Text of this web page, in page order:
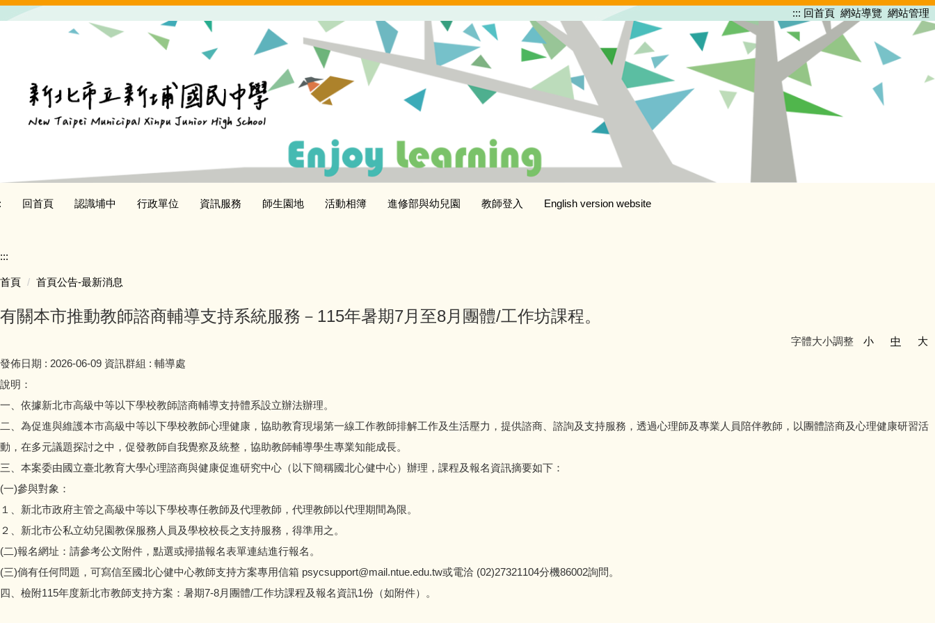
::: 回首頁 網站導覽 網站管理
回首頁 認識埔中 行政單位 資訊服務 師生園地 活動相簿 進修部與幼兒園 教師登入 English version website
:::
首頁 首頁公告-最新消息
有關本市推動教師諮商輔導支持系統服務－115年暑期7月至8月團體/工作坊課程。
字體大小調整 小 中
大
發佈日期 : 2026-06-09 資訊群組 : 輔導處
說明：
一、依據新北市高級中等以下學校教師諮商輔導支持體系設立辦法辦理。
二、為促進與維護本市高級中等以下學校教師心理健康，協助教育現場第一線工作教師排解工作及生活壓力，提供諮商、諮詢及支持服務，透過心理師及專業人員陪伴教師，以團體諮商及心理健康研習活
動，在多元議題探討之中，促發教師自我覺察及統整，協助教師輔導學生專業知能成長。
三、本案委由國立臺北教育大學心理諮商與健康促進研究中心（以下簡稱國北心健中心）辦理，課程及報名資訊摘要如下：
(一)參與對象：
１、新北市政府主管之高級中等以下學校專任教師及代理教師，代理教師以代理期間為限。
２、新北市公私立幼兒園教保服務人員及學校校長之支持服務，得準用之。
(二)報名網址：請參考公文附件，點選或掃描報名表單連結進行報名。
(三)倘有任何問題，可寫信至國北心健中心教師支持方案專用信箱 psycsupport@mail.ntue.edu.tw或電洽 (02)27321104分機86002詢問。
四、檢附115年度新北市教師支持方案：暑期7-8月團體/工作坊課程及報名資訊1份（如附件）。